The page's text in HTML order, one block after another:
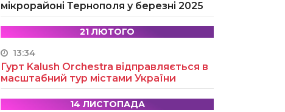
мікрорайоні Тернополя у березні 2025
21 ЛЮТОГО
13:34
Гурт Kalush Orchestra відправляється в
масштабний тур містами України
14 ЛИСТОПАДА